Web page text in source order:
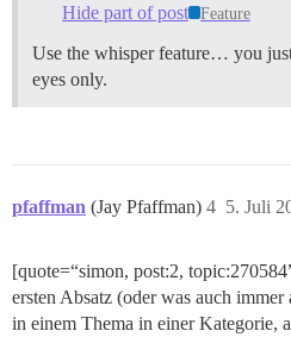
Hide part of post Feature
Use the whisper feature… you
eyes only.
pfaffman (Jay Pfaffman) 5. Juli
4
[quote=“simon, post:2,
ersten Absatz (oder was auch
in einem Thema in einer Kategorie,